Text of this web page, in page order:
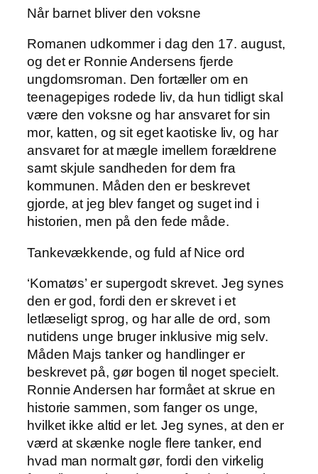
Når barnet bliver den voksne
Romanen udkommer i dag den 17. august,
og det er Ronnie Andersens fjerde
ungdomsroman. Den fortæller om en
teenagepiges rodede liv, da hun tidligt skal
være den voksne og har ansvaret for sin
mor, katten, og sit eget kaotiske liv, og har
ansvaret for at mægle imellem forældrene
samt skjule sandheden for dem fra
kommunen. Måden den er beskrevet
gjorde, at jeg blev fanget og suget ind i
historien, men på den fede måde.
Tankevækkende, og fuld af Nice ord
‘Komatøs’ er supergodt skrevet. Jeg synes
den er god, fordi den er skrevet i et
letlæseligt sprog, og har alle de ord, som
nutidens unge bruger inklusive mig selv.
Måden Majs tanker og handlinger er
beskrevet på, gør bogen til noget specielt.
Ronnie Andersen har formået at skrue en
historie sammen, som fanger os unge,
hvilket ikke altid er let. Jeg synes, at den er
værd at skænke nogle flere tanker, end
hvad man normalt gør, fordi den virkelig